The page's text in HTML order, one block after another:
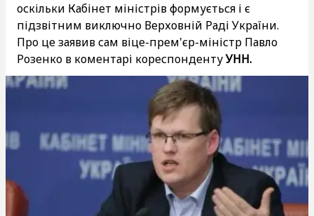
оскільки Кабінет міністрів формується і є
підзвітним виключно Верховній Раді України.
Про це заявив сам віце-прем'єр-міністр Павло
Розенко в коментарі кореспондентуУНН.